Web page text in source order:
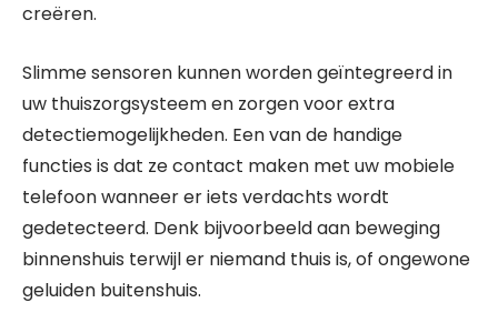
creëren.
Slimme sensoren kunnen worden geïntegreerd in
uw thuiszorgsysteem en zorgen voor extra
detectiemogelijkheden. Een van de handige
functies is dat ze contact maken met uw mobiele
telefoon wanneer er iets verdachts wordt
gedetecteerd. Denk bijvoorbeeld aan beweging
binnenshuis terwijl er niemand thuis is, of ongewone
geluiden buitenshuis.